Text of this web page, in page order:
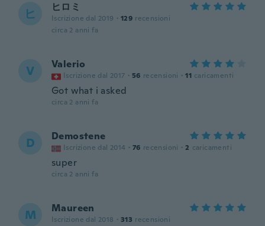
ヒ ヒロミ
Iscrizione dal 2019 · 129 recensioni
circa 2 anni fa
V Valerio
Iscrizione dal 2017 · 56 recensioni · 11 caricamenti
Got what i asked
circa 2 anni fa
D Demostene
Iscrizione dal 2014 · 76 recensioni · 2 caricamenti
super
circa 2 anni fa
M Maureen
Iscrizione dal 2018 · 313 recensioni